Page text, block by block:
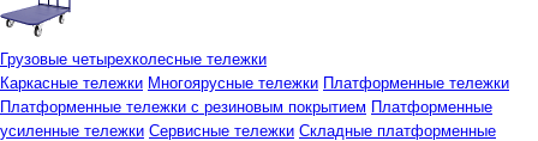
Грузовые четырехколесные тележки
Каркасные тележки Многоярусные тележки Платформенные тележки
Платформенные тележки с резиновым покрытием Платформенные
усиленные тележки Сервисные тележки Складные платформенные